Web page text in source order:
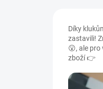
Díky
zastavili!
😮, ale pro
zboží 👉